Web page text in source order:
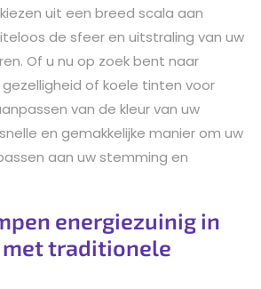
uit een breed scala aan
de sfeer en uitstraling van uw
Of u nu op zoek bent naar
of koele tinten voor
van de kleur van uw
en gemakkelijke manier om uw
aan uw stemming en
energiezuinig in
traditionele